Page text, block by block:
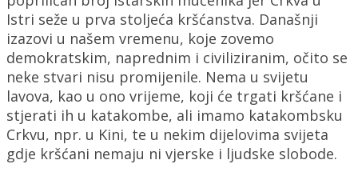
Istri seže u prva stoljeća kršćanstva. Današnji
izazovi u našem vremenu, koje zovemo
demokratskim, naprednim i civiliziranim, očito se
neke stvari nisu promijenile. Nema u svijetu
lavova, kao u ono vrijeme, koji će trgati kršćane i
stjerati ih u katakombe, ali imamo katakombsku
Crkvu, npr. u Kini, te u nekim dijelovima svijeta
gdje kršćani nemaju ni vjerske i ljudske slobode.